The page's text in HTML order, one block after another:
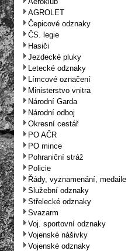
AGROLET
Čepicové odznaky
ČS. legie
Hasiči
Jezdecké pluky
Letecké odznaky
Límcové označení
Ministerstvo vnitra
Národní Garda
Národní odboj
Okresní cestář
PO AČR
PO mince
Pohraniční stráž
Policie
Řády, vyznamenání, medaile
Služební odznaky
Střelecké odznaky
Svazarm
Voj. sportovní odznaky
Vojenské nášivky
Vojenské odznaky